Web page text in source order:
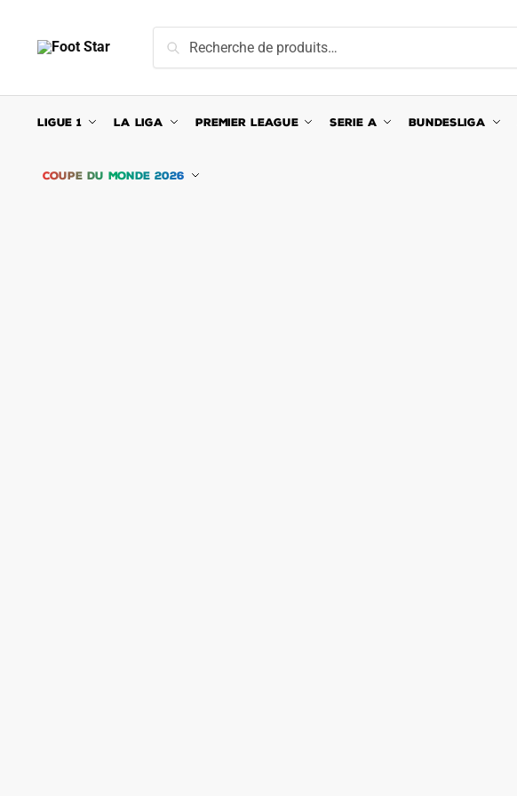
navigation
content
pour :
Recherche
LIGUE 1 LA LIGA PREMIER LEAGUE SERIE A BUNDESLIGA
COUPE DU MONDE 2026